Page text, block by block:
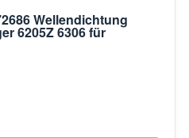
Wellendichtung
6205Z 6306 für